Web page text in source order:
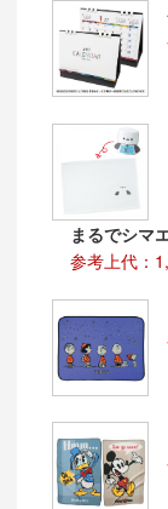
まるでシマ
参考上代：